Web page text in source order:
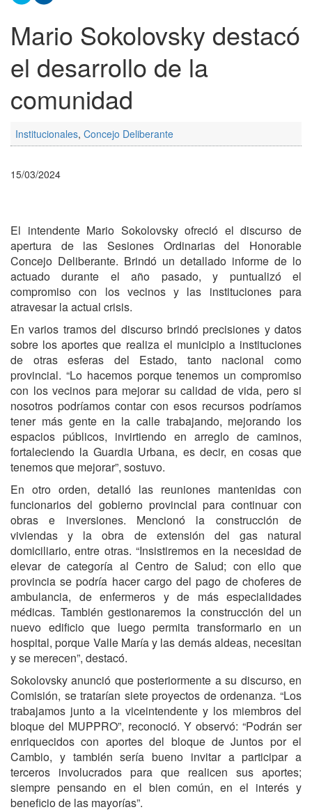
Mario Sokolovsky destacó
el desarrollo de la
comunidad
Institucionales, Concejo Deliberante
15/03/2024
El intendente Mario Sokolovsky ofreció el discurso de
apertura de las Sesiones Ordinarias del Honorable
Concejo Deliberante. Brindó un detallado informe de lo
actuado durante el año pasado, y puntualizó el
compromiso con los vecinos y las instituciones para
atravesar la actual crisis.
En varios tramos del discurso brindó precisiones y datos
sobre los aportes que realiza el municipio a instituciones
de otras esferas del Estado, tanto nacional como
provincial. “Lo hacemos porque tenemos un compromiso
con los vecinos para mejorar su calidad de vida, pero si
nosotros podríamos contar con esos recursos podríamos
tener más gente en la calle trabajando, mejorando los
espacios públicos, invirtiendo en arreglo de caminos,
fortaleciendo la Guardia Urbana, es decir, en cosas que
tenemos que mejorar”, sostuvo.
En otro orden, detalló las reuniones mantenidas con
funcionarios del gobierno provincial para continuar con
obras e inversiones. Mencionó la construcción de
viviendas y la obra de extensión del gas natural
domiciliario, entre otras. “Insistiremos en la necesidad de
elevar de categoría al Centro de Salud; con ello que
provincia se podría hacer cargo del pago de choferes de
ambulancia, de enfermeros y de más especialidades
médicas. También gestionaremos la construcción del un
nuevo edificio que luego permita transformarlo en un
hospital, porque Valle María y las demás aldeas, necesitan
y se merecen”, destacó.
Sokolovsky anunció que posteriormente a su discurso, en
Comisión, se tratarían siete proyectos de ordenanza. “Los
trabajamos junto a la viceintendente y los miembros del
bloque del MUPPRO”, reconoció. Y observó: “Podrán ser
enriquecidos con aportes del bloque de Juntos por el
Cambio, y también sería bueno invitar a participar a
terceros involucrados para que realicen sus aportes;
siempre pensando en el bien común, en el interés y
beneficio de las mayorías”.